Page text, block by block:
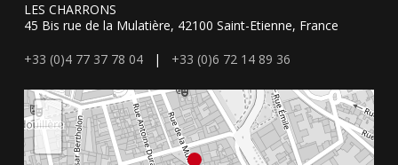
LES CHARRONS
45 Bis rue de la Mulatière, 42100 Saint-Etienne, France
+33 (0)4 77 37 78 04| +33 (0)6 72 14 89 36
+